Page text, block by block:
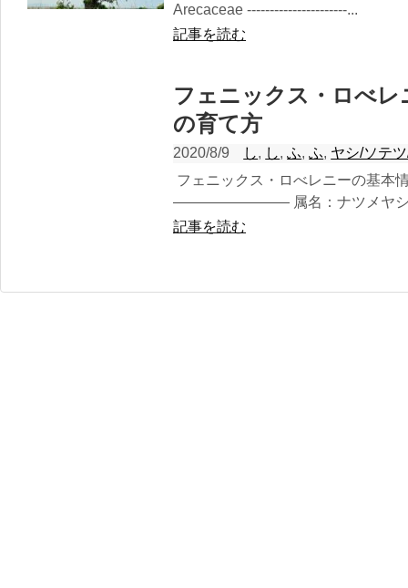
Arecaceae ----------------------...
記事を読む
フェニックス・ロべ
の育て方
2020/8/9 し, し,ふ,ふ, ヤシ/ソテ
フェニックス・ロべレニーの基
———————— 属名：ナツメヤ
記事を読む